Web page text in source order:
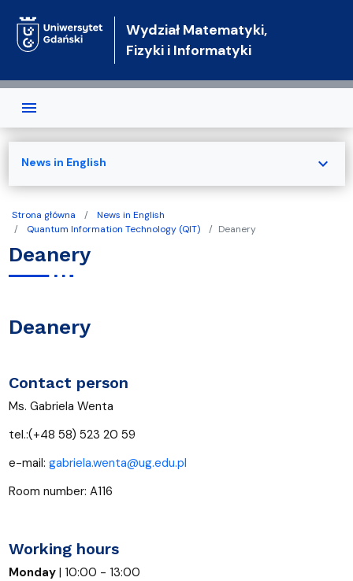
Wydział Matematyki,
Fizyki i Informatyki
Strona główna
News in English
Quantum Information Technology (QIT)
Deanery
Deanery
Deanery
Contact person
Ms. Gabriela Wenta
tel.:(+48 58) 523 20 59
e-mail: gabriela.wenta@ug.edu.pl
Room number: A116
Working hours
Monday | 10:00 - 13:00
News in English expand_more